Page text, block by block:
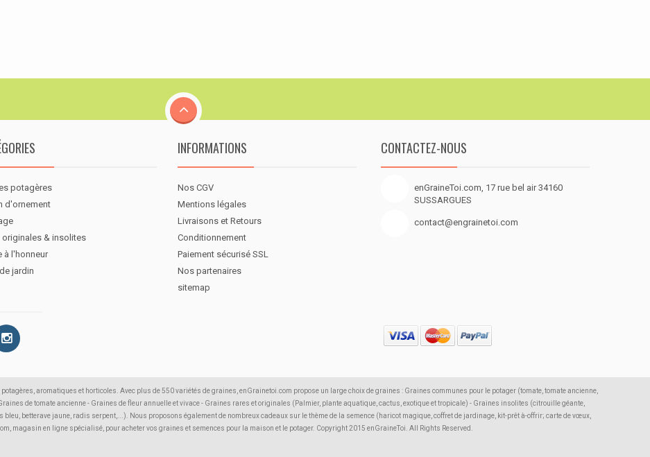
potagères
d'ornement
originales & insolites
à l'honneur
jardin
INFORMATIONS
Nos CGV
Mentions légales
Livraisons et Retours
Conditionnement
Paiement sécurisé SSL
Nos partenaires
sitemap
CONTACTEZ-NOUS
enGraineToi.com, 17 rue bel air 34160
SUSSARGUES
contact@engrainetoi.com
aromatiques et horticoles. Avec plus de 550 variétés de graines, enGrainetoi.com propose un large choix de graines : Graines communes pour le potager (tomate, tomate ancienne,
de tomate ancienne - Graines de fleur annuelle et vivace - Graines rares et originales (Palmier, plante aquatique, cactus, exotique et tropicale) - Graines insolites (citrouille géante,
betterave jaune, radis serpent,...). Nous proposons également de nombreux cadeaux sur le thème de la semence (haricot magique, coffret de jardinage, kit-prêt à-offrir; carte de vœux,
magasin en ligne spécialisé, pour acheter vos graines et semences pour la maison et le potager. Copyright 2015 enGraineToi. All Rights Reserved.